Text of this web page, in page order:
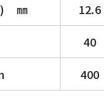
) ㎜ 12.6
40
400